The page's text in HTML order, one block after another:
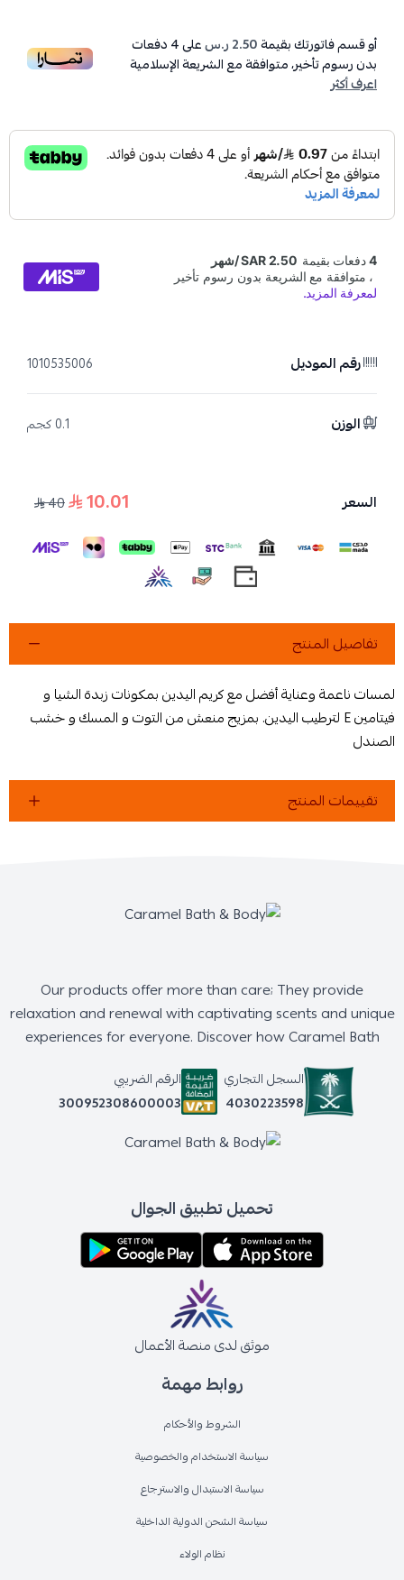
أو قسم فاتورتك بقيمة2.50 ر.س على4دفعات
بدون رسوم تأخير، متوافقة مع الشريعة الإسلامية
اعرف أكثر
رقم الموديل 1010535006
الوزن 0.1 كجم
السعر 10.01
40
تفاصيل المنتج
لمسات ناعمة وعناية أفضل مع كريم اليدين بمكونات زبدة الشيا و
فيتامين E لترطيب اليدين. بمزيج منعش من التوت و المسك و خشب
الصندل
تقييمات المنتج
روابط مهمة
الشروط والأحكام
سياسة الاستخدام والخصوصية
سياسة الاستبدال والاسترجاع
سياسة الشحن الدولية الداخلية
نظام الولاء
Our products offer more than care; They provide
relaxation and renewal with captivating scents and unique
experiences for everyone. Discover how Caramel Bath
السجل التجاري
4030223598
الرقم الضريبي
300952308600003
تحميل تطبيق الجوال
موثق لدى منصة الأعمال